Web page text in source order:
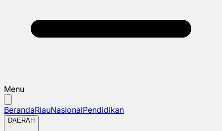
Menu
BerandaRiauNasionalPendidikan
DAERAH